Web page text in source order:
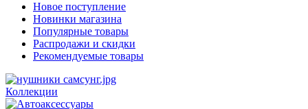
Новое поступление
Новинки магазина
Популярные товары
Распродажи и скидки
Рекомендуемые товары
Коллекции